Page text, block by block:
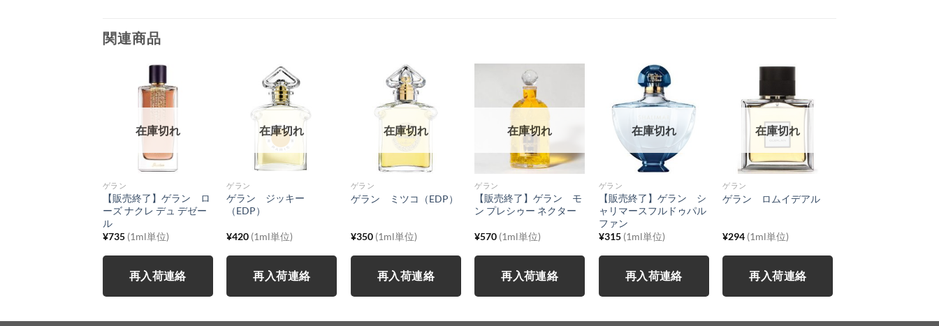
関連商品
在庫切れ
ゲラン
【販売終了】ゲラン ロ
ーズ ナクレ デュ デゼー
ル
¥735 (1ml単位)
再入荷連絡
在庫切れ
ゲラン
ゲラン ジッキー
（EDP）
¥420 (1ml単位)
再入荷連絡
在庫切れ
ゲラン
ゲラン ミツコ（EDP）
¥350 (1ml単位)
再入荷連絡
在庫切れ
ゲラン
【販売終了】ゲラン モ
ン プレシゥー ネクター
¥570 (1ml単位)
再入荷連絡
在庫切れ
ゲラン
【販売終了】ゲラン シ
ャリマースフルドゥパル
ファン
¥315 (1ml単位)
再入荷連絡
在庫切れ
ゲラン
ゲラン ロムイデアル
¥294 (1ml単位)
再入荷連絡